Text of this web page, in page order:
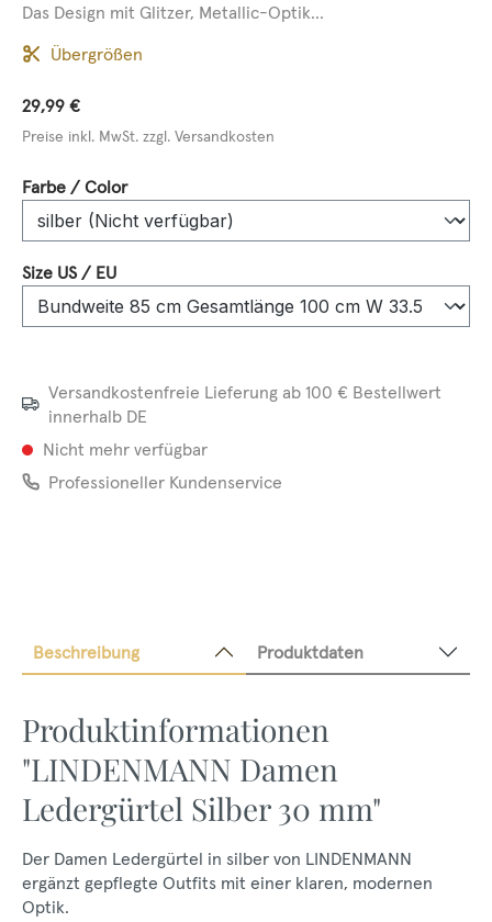
Das Design mit Glitzer, Metallic-Optik...
Übergrößen
29,99 €
Preise inkl. MwSt. zzgl. Versandkosten
Farbe / Colorauswählen
Size US / EUauswählen
Versandkostenfreie Lieferung ab 100 € Bestellwert
innerhalb DE
Nicht mehr verfügbar
Professioneller Kundenservice
Beschreibung Produktdaten
Produktinformationen
"LINDENMANN Damen
Ledergürtel Silber 30 mm"
Der Damen Ledergürtel in silber von LINDENMANN
ergänzt gepflegte Outfits mit einer klaren, modernen
Optik.